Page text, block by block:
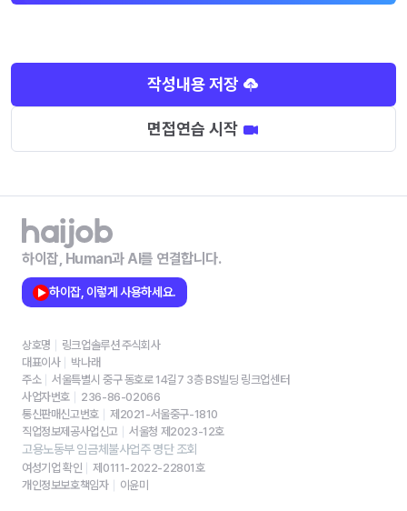
작성내용 저장
면접연습 시작
하이잡, Human과 AI를 연결합니다.
하이잡, 이렇게 사용하세요.
상호명
링크업솔루션 주식회사
대표이사
박나래
주소
서울특별시 중구 동호로 14길7 3층 BS빌딩 링크업센터
사업자번호
236-86-02066
통신판매신고번호
제2021-서울중구-1810
직업정보제공사업신고
서울청 제2023-12호
고용노동부 임금체불사업주 명단 조회
여성기업 확인
제0111-2022-22801호
개인정보보호책임자
이윤미